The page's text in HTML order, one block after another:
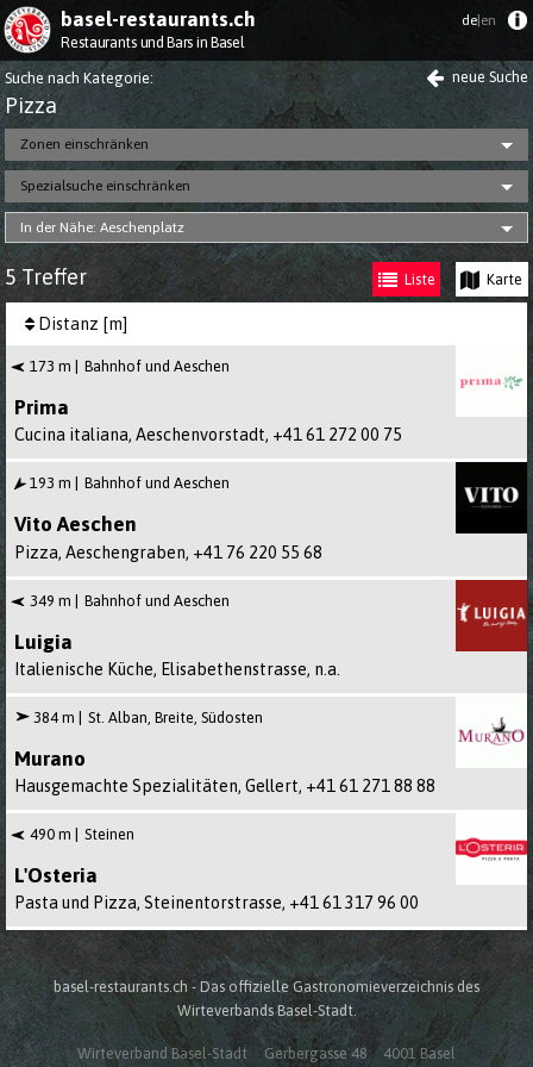
basel-restaurants.ch
Restaurants und Bars in Basel
de|en
Suche nach Kategorie: neue Suche
Pizza
Zonen einschränken
Spezialsuche einschränken
In der Nähe: Aeschenplatz
5 Treffer Liste Karte
Distanz [m]
Bahnhof und Aeschen
173 m
Prima
Cucina italiana, Aeschenvorstadt, +41 61 272 00 75
Bahnhof und Aeschen
193 m
Vito Aeschen
Pizza, Aeschengraben, +41 76 220 55 68
Bahnhof und Aeschen
349 m
Luigia
Italienische Küche, Elisabethenstrasse, n.a.
St. Alban, Breite, Südosten
384 m
Murano
Hausgemachte Spezialitäten, Gellert, +41 61 271 88 88
Steinen
490 m
L'Osteria
Pasta und Pizza, Steinentorstrasse, +41 61 317 96 00
basel-restaurants.ch - Das offizielle Gastronomieverzeichnis des
Wirteverbands Basel-Stadt.
Wirteverband Basel-Stadt Gerbergasse 48 4001 Basel